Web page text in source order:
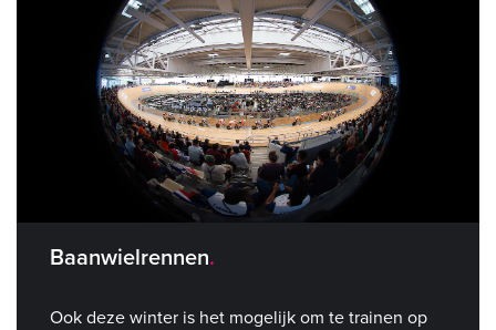
Baanwielrennen
Ook deze winter is het mogelijk om te trainen op